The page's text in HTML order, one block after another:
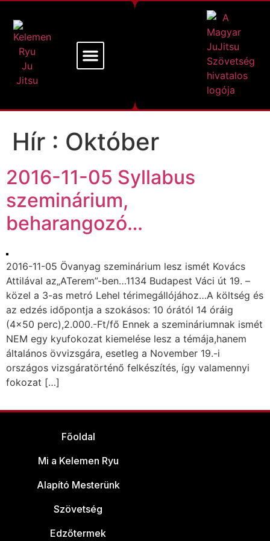
Hír : Október
2016-11-05 Syllabus
szeminárium,
beharangozó…
2016-11-05 Övanyag szeminárium lesz ismét Kovács
Attilával az„ATerem”-ben…1134 Budapest Váci út 19. –
közel a 3-as metró Lehel térimegállójához…A költség és
az edzés időpontja a szokásos: 10 órától 14 óráig
(4×50 perc),2.000.-Ft/fő Ennek a szemináriumnak ismét
NEM egy kyufokozat kiemelése lesz a témája,hanem
általános övvizsgára, esetleg a November 19.-i
országos vizsgáratörténő felkészítés, így valamennyi
fokozat […]
Főoldal
Mi a Kelemen Ryu
Alapító Mesterünk
Szövetség
Edzőtermek